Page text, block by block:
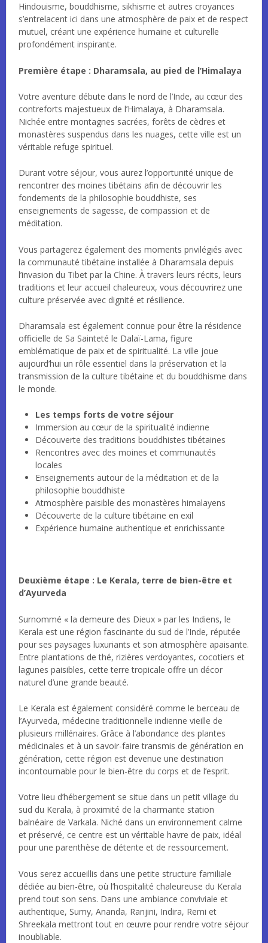
Hindouisme, bouddhisme, sikhisme et autres croyances
s’entrelacent ici dans une atmosphère de paix et de respect
mutuel, créant une expérience humaine et culturelle
profondément inspirante.
Première étape : Dharamsala, au pied de l’Himalaya
Votre aventure débute dans le nord de l’Inde, au cœur des
contreforts majestueux de l’Himalaya, à Dharamsala.
Nichée entre montagnes sacrées, forêts de cèdres et
monastères suspendus dans les nuages, cette ville est un
véritable refuge spirituel.
Durant votre séjour, vous aurez l’opportunité unique de
rencontrer des moines tibétains afin de découvrir les
fondements de la philosophie bouddhiste, ses
enseignements de sagesse, de compassion et de
méditation.
Vous partagerez également des moments privilégiés avec
la communauté tibétaine installée à Dharamsala depuis
l’invasion du Tibet par la Chine. À travers leurs récits, leurs
traditions et leur accueil chaleureux, vous découvrirez une
culture préservée avec dignité et résilience.
Dharamsala est également connue pour être la résidence
officielle de Sa Sainteté le Dalaï-Lama, figure
emblématique de paix et de spiritualité. La ville joue
aujourd’hui un rôle essentiel dans la préservation et la
transmission de la culture tibétaine et du bouddhisme dans
le monde.
Les temps forts de votre séjour
Immersion au cœur de la spiritualité indienne
Découverte des traditions bouddhistes tibétaines
Rencontres avec des moines et communautés
locales
Enseignements autour de la méditation et de la
philosophie bouddhiste
Atmosphère paisible des monastères himalayens
Découverte de la culture tibétaine en exil
Expérience humaine authentique et enrichissante
Deuxième étape : Le Kerala, terre de bien-être et
d’Ayurveda
Surnommé « la demeure des Dieux » par les Indiens, le
Kerala est une région fascinante du sud de l’Inde, réputée
pour ses paysages luxuriants et son atmosphère apaisante.
Entre plantations de thé, rizières verdoyantes, cocotiers et
lagunes paisibles, cette terre tropicale offre un décor
naturel d’une grande beauté.
Le Kerala est également considéré comme le berceau de
l’Ayurveda, médecine traditionnelle indienne vieille de
plusieurs millénaires. Grâce à l’abondance des plantes
médicinales et à un savoir-faire transmis de génération en
génération, cette région est devenue une destination
incontournable pour le bien-être du corps et de l’esprit.
Votre lieu d’hébergement se situe dans un petit village du
sud du Kerala, à proximité de la charmante station
balnéaire de Varkala. Niché dans un environnement calme
et préservé, ce centre est un véritable havre de paix, idéal
pour une parenthèse de détente et de ressourcement.
Vous serez accueillis dans une petite structure familiale
dédiée au bien-être, où l’hospitalité chaleureuse du Kerala
prend tout son sens. Dans une ambiance conviviale et
authentique, Sumy, Ananda, Ranjini, Indira, Remi et
Shreekala mettront tout en œuvre pour rendre votre séjour
inoubliable.